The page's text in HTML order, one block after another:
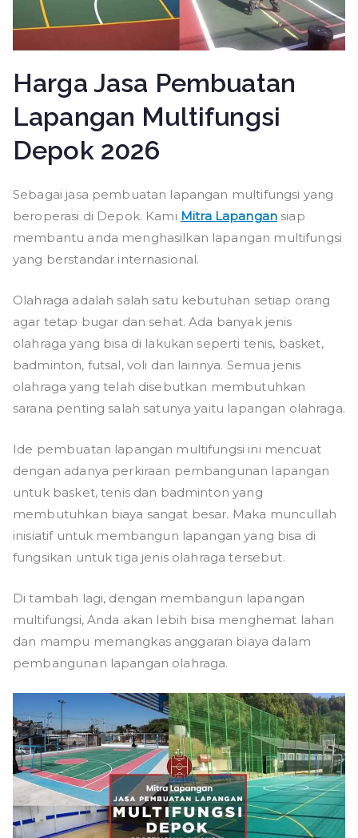
Harga Jasa Pembuatan
Lapangan Multifungsi
Depok 2026
Sebagai jasa pembuatan lapangan multifungsi yang
beroperasi di Depok. Kami Mitra Lapangan siap
membantu anda menghasilkan lapangan multifungsi
yang berstandar internasional.
Olahraga adalah salah satu kebutuhan setiap orang
agar tetap bugar dan sehat. Ada banyak jenis
olahraga yang bisa di lakukan seperti tenis, basket,
badminton, futsal, voli dan lainnya. Semua jenis
olahraga yang telah disebutkan membutuhkan
sarana penting salah satunya yaitu lapangan olahraga.
Ide pembuatan lapangan multifungsi ini mencuat
dengan adanya perkiraan pembangunan lapangan
untuk basket, tenis dan badminton yang
membutuhkan biaya sangat besar. Maka muncullah
inisiatif untuk membangun lapangan yang bisa di
fungsikan untuk tiga jenis olahraga tersebut.
Di tambah lagi, dengan membangun lapangan
multifungsi, Anda akan lebih bisa menghemat lahan
dan mampu memangkas anggaran biaya dalam
pembangunan lapangan olahraga.